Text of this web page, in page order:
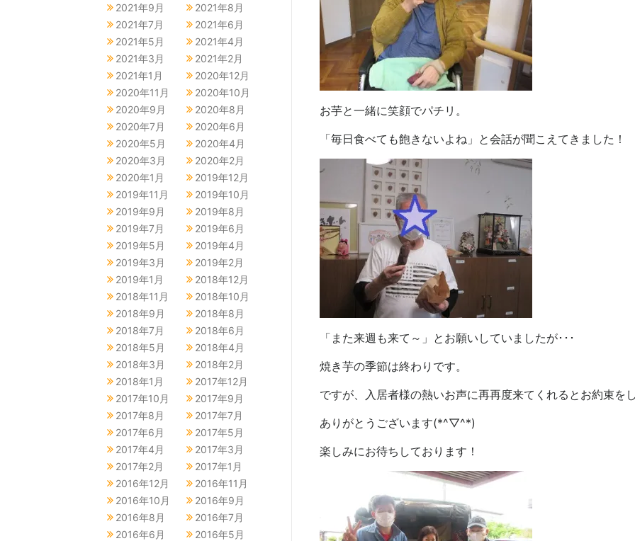
お芋と一緒に笑顔でパチリ。
「毎日食べても飽きないよね」と会話が聞こえてきました！
「また来週も来て～」とお願いしていましたが･･･
焼き芋の季節は終わりです。
ですが、入居者様の熱いお声に再再度来てくれるとお約束を
ありがとうございます(*^▽^*)
楽しみにお待ちしております！
2021年9月
2021年8月
2021年7月
2021年6月
2021年5月
2021年4月
2021年3月
2021年2月
2021年1月
2020年12月
2020年11月
2020年10月
2020年9月
2020年8月
2020年7月
2020年6月
2020年5月
2020年4月
2020年3月
2020年2月
2020年1月
2019年12月
2019年11月
2019年10月
2019年9月
2019年8月
2019年7月
2019年6月
2019年5月
2019年4月
2019年3月
2019年2月
2019年1月
2018年12月
2018年11月
2018年10月
2018年9月
2018年8月
2018年7月
2018年6月
2018年5月
2018年4月
2018年3月
2018年2月
2018年1月
2017年12月
2017年10月
2017年9月
2017年8月
2017年7月
2017年6月
2017年5月
2017年4月
2017年3月
2017年2月
2017年1月
2016年12月
2016年11月
2016年10月
2016年9月
2016年8月
2016年7月
2016年6月
2016年5月